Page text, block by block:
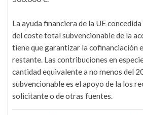
La ayuda financiera de la UE
del coste total subvencionable de la
tiene que garantizar la cofinanciación
restante. Las contribuciones en
cantidad equivalente a no menos del
subvencionable es el apoyo de la los
solicitante o de otras fuentes.